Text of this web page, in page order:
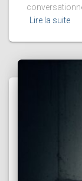
Lire la suite